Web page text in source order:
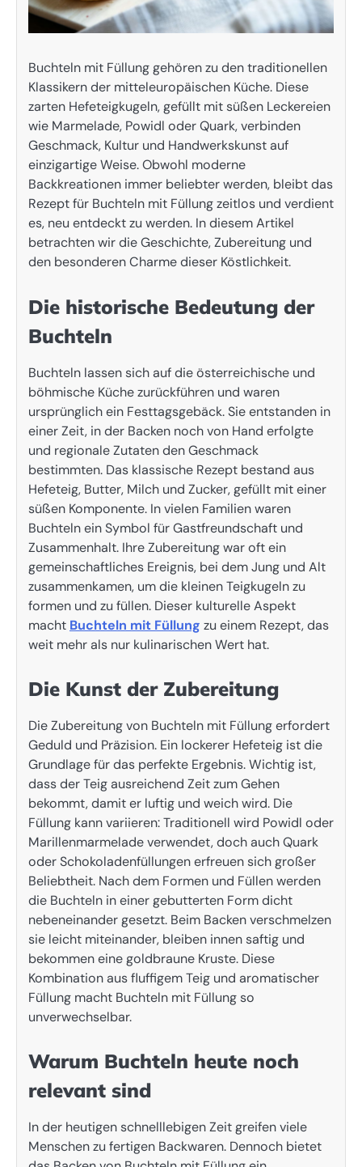
Buchteln mit Füllung gehören zu den traditionellen
Klassikern der mitteleuropäischen Küche. Diese
zarten Hefeteigkugeln, gefüllt mit süßen Leckereien
wie Marmelade, Powidl oder Quark, verbinden
Geschmack, Kultur und Handwerkskunst auf
einzigartige Weise. Obwohl moderne
Backkreationen immer beliebter werden, bleibt das
Rezept für Buchteln mit Füllung zeitlos und verdient
es, neu entdeckt zu werden. In diesem Artikel
betrachten wir die Geschichte, Zubereitung und
den besonderen Charme dieser Köstlichkeit.
Die historische Bedeutung der
Buchteln
Buchteln lassen sich auf die österreichische und
böhmische Küche zurückführen und waren
ursprünglich ein Festtagsgebäck. Sie entstanden in
einer Zeit, in der Backen noch von Hand erfolgte
und regionale Zutaten den Geschmack
bestimmten. Das klassische Rezept bestand aus
Hefeteig, Butter, Milch und Zucker, gefüllt mit einer
süßen Komponente. In vielen Familien waren
Buchteln ein Symbol für Gastfreundschaft und
Zusammenhalt. Ihre Zubereitung war oft ein
gemeinschaftliches Ereignis, bei dem Jung und Alt
zusammenkamen, um die kleinen Teigkugeln zu
formen und zu füllen. Dieser kulturelle Aspekt
macht Buchteln mit Füllung zu einem Rezept, das
weit mehr als nur kulinarischen Wert hat.
Die Kunst der Zubereitung
Die Zubereitung von Buchteln mit Füllung erfordert
Geduld und Präzision. Ein lockerer Hefeteig ist die
Grundlage für das perfekte Ergebnis. Wichtig ist,
dass der Teig ausreichend Zeit zum Gehen
bekommt, damit er luftig und weich wird. Die
Füllung kann variieren: Traditionell wird Powidl oder
Marillenmarmelade verwendet, doch auch Quark
oder Schokoladenfüllungen erfreuen sich großer
Beliebtheit. Nach dem Formen und Füllen werden
die Buchteln in einer gebutterten Form dicht
nebeneinander gesetzt. Beim Backen verschmelzen
sie leicht miteinander, bleiben innen saftig und
bekommen eine goldbraune Kruste. Diese
Kombination aus fluffigem Teig und aromatischer
Füllung macht Buchteln mit Füllung so
unverwechselbar.
Warum Buchteln heute noch
relevant sind
In der heutigen schnelllebigen Zeit greifen viele
Menschen zu fertigen Backwaren. Dennoch bietet